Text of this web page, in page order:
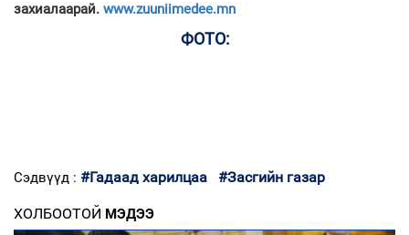
захиалаарай. www.zuuniimedee.mn
ФОТО:
Сэдвүүд : #Гадаад харилцаа #Засгийн газар
ХОЛБООТОЙ МЭДЭЭ